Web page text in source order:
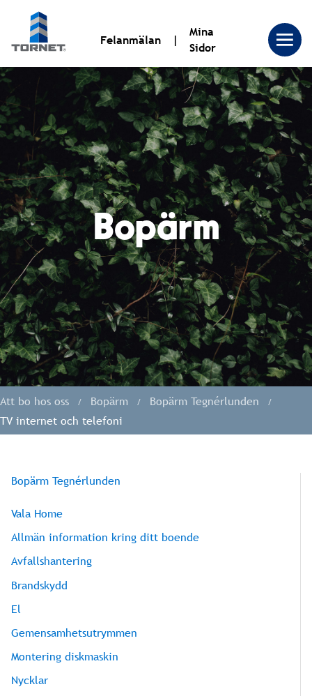
Tornet
Bostadsproduktion
AB
|
Tornet
Felanmälan
Mina
Sidor
Bopärm
Att bo hos oss Bopärm
Bopärm Tegnérlunden
TV internet och telefoni
Bopärm Tegnérlunden
Vala Home
Allmän information kring ditt boende
Avfallshantering
Brandskydd
El
Gemensamhetsutrymmen
Montering diskmaskin
Nycklar